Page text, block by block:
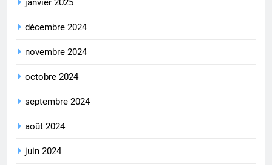
janvier 2025
décembre 2024
novembre 2024
octobre 2024
septembre 2024
août 2024
juin 2024